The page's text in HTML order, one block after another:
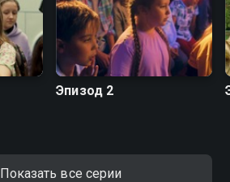
Эпизод 2
Показать все серии